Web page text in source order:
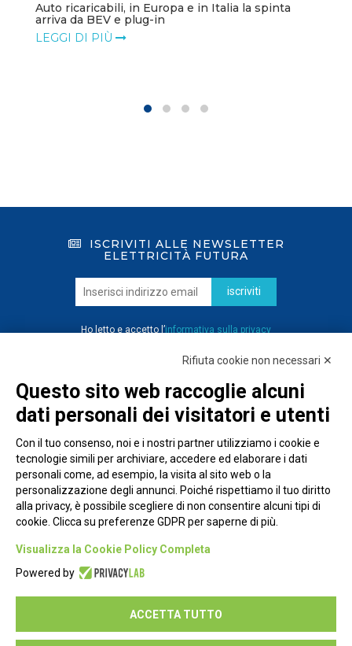
Auto ricaricabili, in Europa e in Italia la spinta
arriva da BEV e plug-in
LEGGI DI PIÙ
ISCRIVITI ALLE NEWSLETTER
ELETTRICITÀ FUTURA
iscriviti
Ho letto e accetto l’informativa sulla privacy
Piazza Alessandria, 24 - 00198 Roma
Privacy Policy
Seguici su:
Rifiuta cookie non necessari ✕
Questo sito web raccoglie alcuni
dati personali dei visitatori e utenti
Con il tuo consenso, noi e i nostri partner utilizziamo i cookie e
tecnologie simili per archiviare, accedere ed elaborare i dati
personali come, ad esempio, la visita al sito web o la
personalizzazione degli annunci. Poiché rispettiamo il tuo diritto
alla privacy, è possibile scegliere di non consentire alcuni tipi di
cookie. Clicca su preferenze GDPR per saperne di più.
Visualizza la Cookie Policy Completa
Powered by
ACCETTA TUTTO